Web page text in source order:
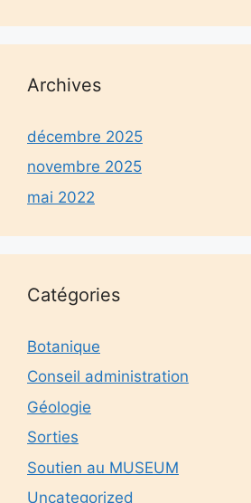
Archives
décembre 2025
novembre 2025
mai 2022
Catégories
Botanique
Conseil administration
Géologie
Sorties
Soutien au MUSEUM
Uncategorized